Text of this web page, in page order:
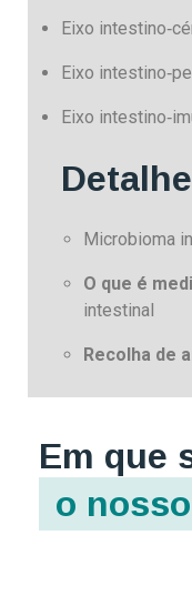
Eixo
Eixo
Eixo
Microbioma
O que é
intestinal
Recolha de
Em que
o